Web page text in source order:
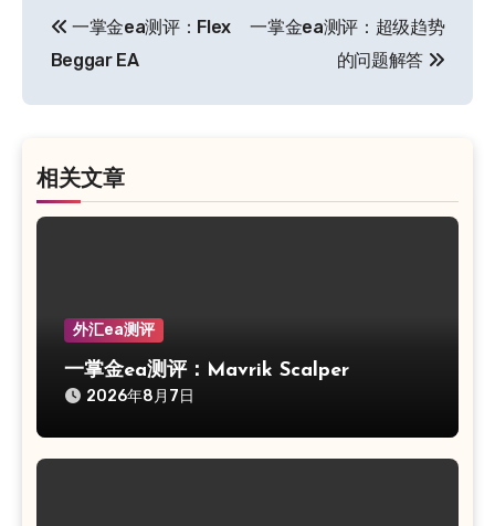
章
导
一掌金ea测评：Flex
Beggar EA
一掌金ea测评：超级趋势
的问题解答
相关文章
外汇ea测评
一掌金ea测评：Mavrik Scalper
2026年8月7日